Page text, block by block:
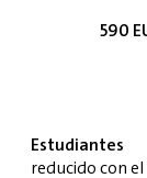
590
Estudiantes
reducido con